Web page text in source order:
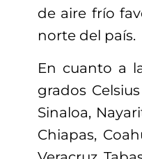
de aire frío
norte del país.
En cuanto a
grados
Sinaloa,
Chiapas,